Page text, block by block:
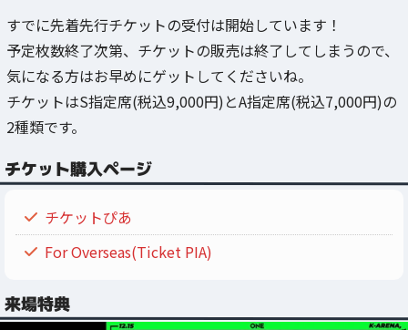
すでに先着先行チケットの受付は開始しています！
予定枚数終了次第、チケットの販売は終了してしまうので、
気になる方はお早めにゲットしてくださいね。
チケットはS指定席(税込9,000円)とA指定席(税込7,000円)の
2種類です。
チケット購入ページ
チケットぴあ
For Overseas(Ticket PIA)
来場特典